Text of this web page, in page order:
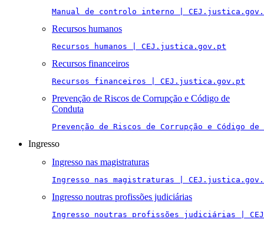
Manual de controlo interno |
Recursos humanos
Recursos humanos | CEJ.justica.gov.pt
Recursos financeiros
Recursos financeiros | CEJ.justica.gov.pt
Prevenção de Riscos de Corrupção e Código de
Conduta
Prevenção de Riscos de Corrupção e Código
Ingresso
Ingresso nas magistraturas
Ingresso nas magistraturas |
Ingresso noutras profissões judiciárias
Ingresso noutras profissões judiciárias |